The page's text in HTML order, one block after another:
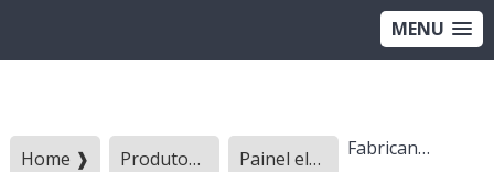
MENU
Home ❱ Produtos ❱ Painel eletrico - Categoria ❱ Fabricante de painel elétrico ccm